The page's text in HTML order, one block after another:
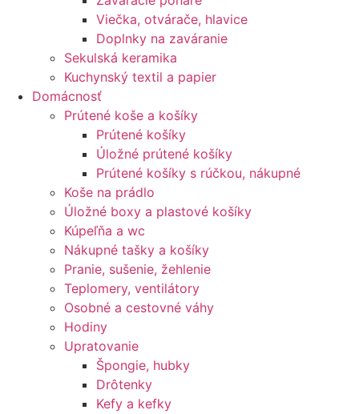
Viečka, otvárače, hlavice
Doplnky na zaváranie
Sekulská keramika
Kuchynský textil a papier
Domácnosť
Prútené koše a košíky
Prútené košíky
Úložné prútené košíky
Prútené košíky s rúčkou, nákupné
Koše na prádlo
Úložné boxy a plastové košíky
Kúpeľňa a wc
Nákupné tašky a košíky
Pranie, sušenie, žehlenie
Teplomery, ventilátory
Osobné a cestovné váhy
Hodiny
Upratovanie
Špongie, hubky
Drôtenky
Kefy a kefky